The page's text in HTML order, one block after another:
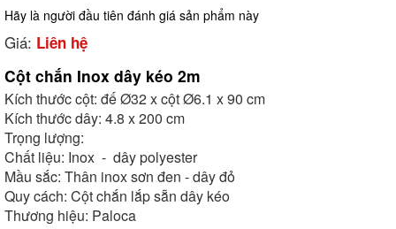
Hãy là người đầu tiên đánh giá sản phẩm này
Giá: Liên hệ
Cột chắn Inox dây kéo 2m
Kích thước cột: đế Ø32 x cột Ø6.1 x 90 cm
Kích thước dây: 4.8 x 200 cm
Trọng lượng:
Chất liệu: Inox - dây polyester
Mầu sắc: Thân inox sơn đen - dây đỏ
Quy cách: Cột chắn lắp sẵn dây kéo
Thương hiệu: Paloca